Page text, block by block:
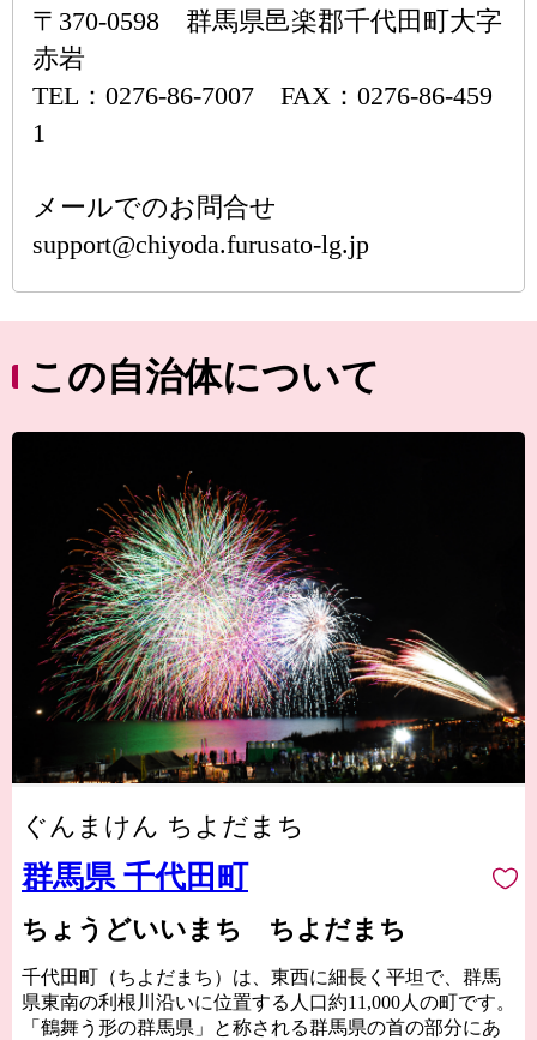
〒370-0598 群馬県邑楽郡千代田町大字
赤岩
TEL：0276-86-7007 FAX：0276-86-459
1
メールでのお問合せ
support@chiyoda.furusato-lg.jp
この自治体について
ぐんまけん ちよだまち
群馬県 千代田町
ちょうどいいまち ちよだまち
千代田町（ちよだまち）は、東西に細長く平坦で、群馬
県東南の利根川沿いに位置する人口約11,000人の町です。
「鶴舞う形の群馬県」と称される群馬県の首の部分にあ